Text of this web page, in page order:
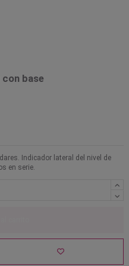
base
Indicador lateral del nivel de
en serie.